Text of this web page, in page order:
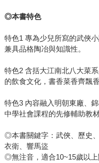
◎本書特色
特色1 專為少兒所寫的武俠
兼具品格陶冶與知識性。
特色2 含括大江南北八大菜
的飲食文化，書香菜香齊飄香
特色3 內容融入明朝東廠、
中學社會課程的先修輔助教材
◎本書關鍵字：武俠、歷史
衣衛、響馬盜
◎無注音，適合10~15歲以